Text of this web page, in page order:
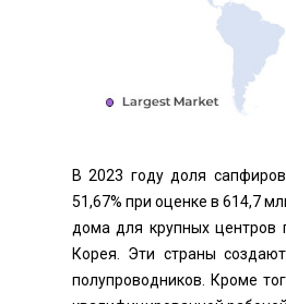
В 2023 году доля
51,67% при оценке в 614,7
дома для крупных центров
Корея. Эти страны
полупроводников. Кроме